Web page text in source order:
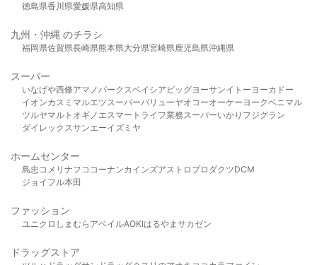
徳島県香川県愛媛県高知県
九州・沖縄 のチラシ
福岡県佐賀県長崎県熊本県大分県宮崎県鹿児島県沖縄県
スーパー
いなげや西條アマノパークスベイシア ビッグヨーサンイトーヨーカドー
イオンカスミ マルエツスーパーバリューヤオコーオーケー ヨークベニマル
ツルヤマルト オギノ エスマート ライフ業務スーパーいかり フジグラン
ダイレックスサンエーイズミヤ
ホームセンター
島忠 コメリ ナフコ コーナンカインズアストロプロダクツDCM
ジョイフル本田
ファッション
ユニクロ しまむら アベイルAOKIはるやま サカゼン
ドラッグストア